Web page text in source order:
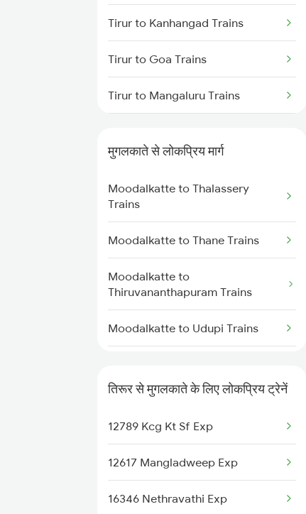
Tirur to Kanhangad Trains
Tirur to Goa Trains
Tirur to Mangaluru Trains
Tirur to Mahesana Trains
Tirur to Mathura Trains
Tirur to Nagercoil Trains
Tirur to New Delhi Trains
मुगलकाते से लोकप्रिय मार्ग
Moodalkatte to Thalassery
Trains
Moodalkatte to Thane Trains
Moodalkatte to
Thiruvananthapuram Trains
Moodalkatte to Udupi Trains
Moodalkatte to Holenarasipur
Trains
तिरूर से मुगलकाते के लिए लोकप्रिय ट्रेनें
12789 Kcg Kt Sf Exp
12617 Mangladweep Exp
16346 Nethravathi Exp